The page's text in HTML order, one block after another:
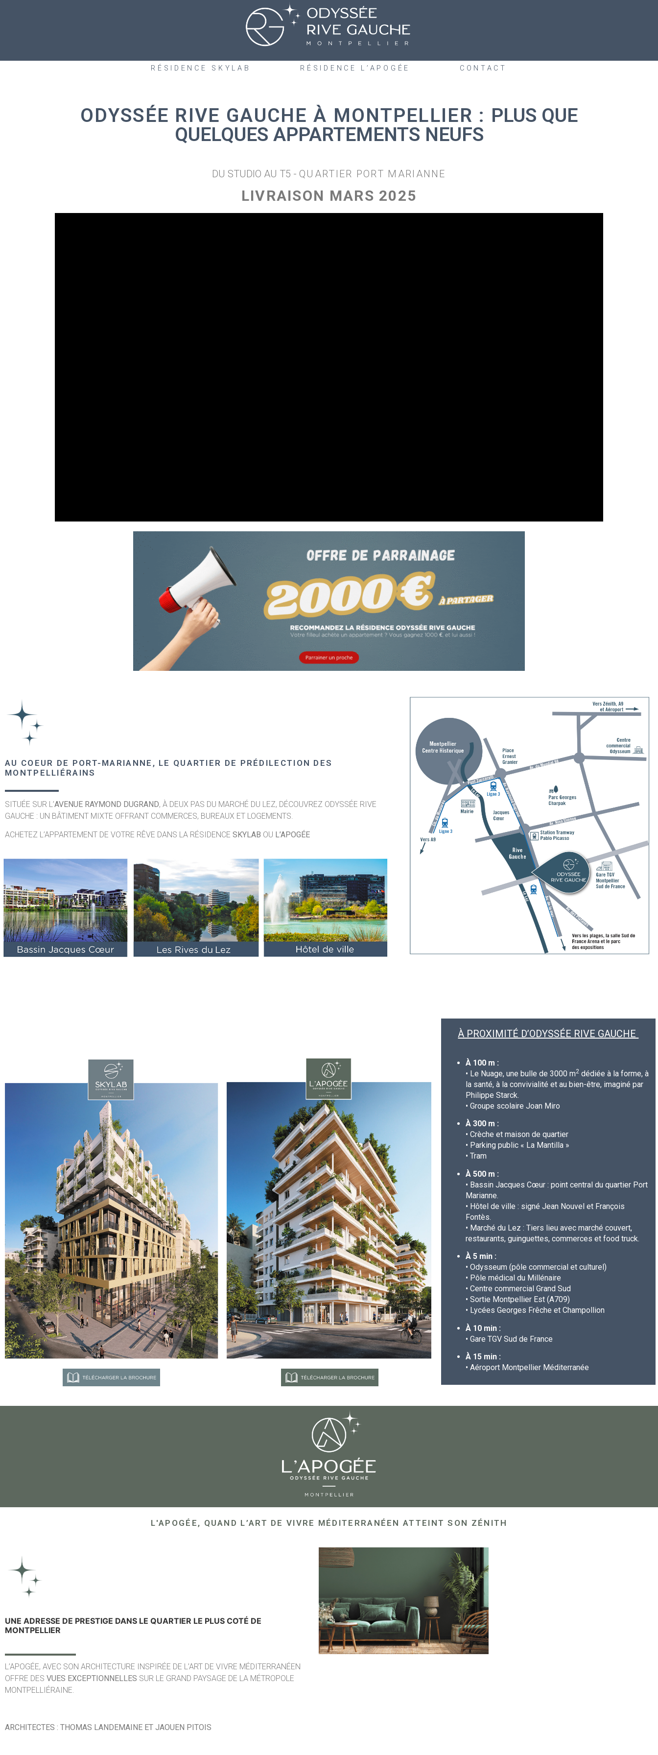
RÉSIDENCE SKYLAB RÉSIDENCE L’APOGÉE CONTACT
ODYSSÉE RIVE GAUCHE À MONTPELLIER : PLUS QUE
QUELQUES APPARTEMENTS NEUFS
DU STUDIO AU T5 - QUARTIER PORT MARIANNE
LIVRAISON MARS 2025
AU COEUR DE PORT-MARIANNE, LE QUARTIER DE PRÉDILECTION DES
MONTPELLIÉRAINS
SITUÉE SUR L’AVENUE RAYMOND DUGRAND, À DEUX PAS DU MARCHÉ DU LEZ, DÉCOUVREZ ODYSSÉE RIVE
GAUCHE : UN BÂTIMENT MIXTE OFFRANT COMMERCES, BUREAUX ET LOGEMENTS.
ACHETEZ L’APPARTEMENT DE VOTRE RÊVE DANS LA RÉSIDENCE SKYLAB OU L’APOGÉE
À PROXIMITÉ D’ODYSSÉE RIVE GAUCHE
À 100 m :
• Le Nuage, une bulle de 3000 m2dédiée à la forme, à
la santé, à la convivialité et au bien-être, imaginé par
Philippe Starck.
• Groupe scolaire Joan Miro
À 300 m :
• Crèche et maison de quartier
• Parking public « La Mantilla »
• Tram
À 500 m :
• Bassin Jacques Cœur : point central du quartier Port
Marianne.
• Hôtel de ville : signé Jean Nouvel et François
Fontès.
• Marché du Lez : Tiers lieu avec marché couvert,
restaurants, guinguettes, commerces et food truck.
À 5 min :
• Odysseum (pôle commercial et culturel)
• Pôle médical du Millénaire
• Centre commercial Grand Sud
• Sortie Montpellier Est (A709)
• Lycées Georges Frêche et Champollion
À 10 min :
• Gare TGV Sud de France
À 15 min :
• Aéroport Montpellier Méditerranée
L'APOGÉE, QUAND L’ART DE VIVRE MÉDITERRANÉEN ATTEINT SON ZÉNITH
UNE ADRESSE DE PRESTIGE DANS LE QUARTIER LE PLUS COTÉ DE
MONTPELLIER
L’APOGÉE, AVEC SON ARCHITECTURE INSPIRÉE DE L’ART DE VIVRE MÉDITERRANÉEN
OFFRE DES VUES EXCEPTIONNELLES SUR LE GRAND PAYSAGE DE LA MÉTROPOLE
MONTPELLIÉRAINE.
ARCHITECTES : THOMAS LANDEMAINE ET JAOUEN PITOIS